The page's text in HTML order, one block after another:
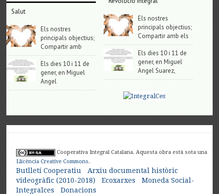
Salut
Els nostres
principals objectius;
Compartir amb
Els dies 10 i 11 de
gener, en Miguel
Angel
Els nostres
principals objectius;
Compartir amb els
Els dies 10 i 11 de
gener, en Miguel
Angel Suarez,
Cooperativa Integral Catalana. Aquesta obra està sota una
Llicència Creative Commons.
Butlletí Cooperatiu
Arxiu documental històric
videogràfic (2010-2018)
Ecoxarxes
Moneda Social-
Integralces
Donacions